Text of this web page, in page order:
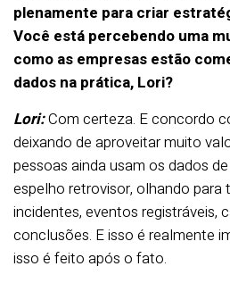
plenamente para criar
Você está percebendo uma
como as empresas estão
dados na prática, Lori?
Lori:Com certeza. E concordo
deixando de aproveitar muito
pessoas ainda usam os dados
espelho retrovisor, olhando para
incidentes, eventos registráveis,
conclusões. E isso é realmente
isso é feito após o fato.